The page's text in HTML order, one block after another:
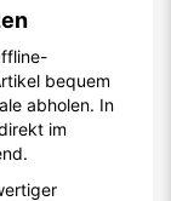
bequem
abholen. In
im